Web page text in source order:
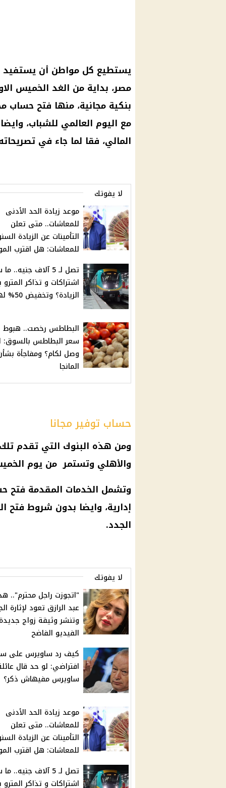
يستطيع كل مواطن أن
مصر، بداية من الغد الخميس
بنكية مجانية، منها فتح حساب
مع اليوم العالمي للشباب،
المالي، فقا لما جاء في
لا يفوتك
موعد زيادة الحد الأدنى
للمعاشات.. متى تعلن
التأمينات عن الزيادة
للمعاشات: هل اقترب
تصل لـ 5 آلاف جنيه..
اشتراكات و تذاكر
الزيادة؟ وتخفيض 50% لهؤلاء
البطاطس رخصت.. هبوط
سعر البطاطس بالسوق:
وصل لكام؟ ومفاجأة
المانجا
حساب توفير مجانا
ومن هذه البنوك التي تقدم
والأهلي وتستمر من يوم الخميس 1 أغسطس حتى يوم 15 اغسطس
وتشمل الخدمات المقدمة فتح
إدارية، وايضا بدون شروط فتح
الجدد.
لا يفوتك
"اتجوزت راجل محترم"..
عبد الرازق تعود لإثارة
وتنشر وثيقة زواج
الفيديو الفاضح
كيف رد ساويرس على
افتراضي: لو حد قال
ساويرس مفيهاش ذكر؟
موعد زيادة الحد الأدنى
للمعاشات.. متى تعلن
التأمينات عن الزيادة
للمعاشات: هل اقترب
تصل لـ 5 آلاف جنيه..
اشتراكات و تذاكر